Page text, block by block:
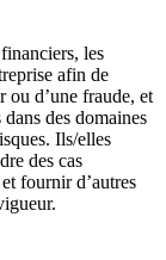
les
afin de
ou d’une fraude, et
des domaines
Ils/elles
des cas
fournir d’autres